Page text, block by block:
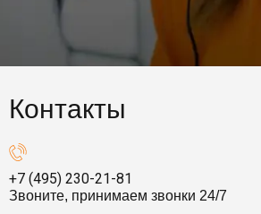
Контакты
+7 (495) 230-21-81
Звоните, принимаем звонки 24/7